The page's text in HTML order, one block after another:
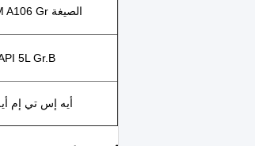
الصيغة ASTM A106 Gr.
5L Gr.B
أيه إس تي إم أيه